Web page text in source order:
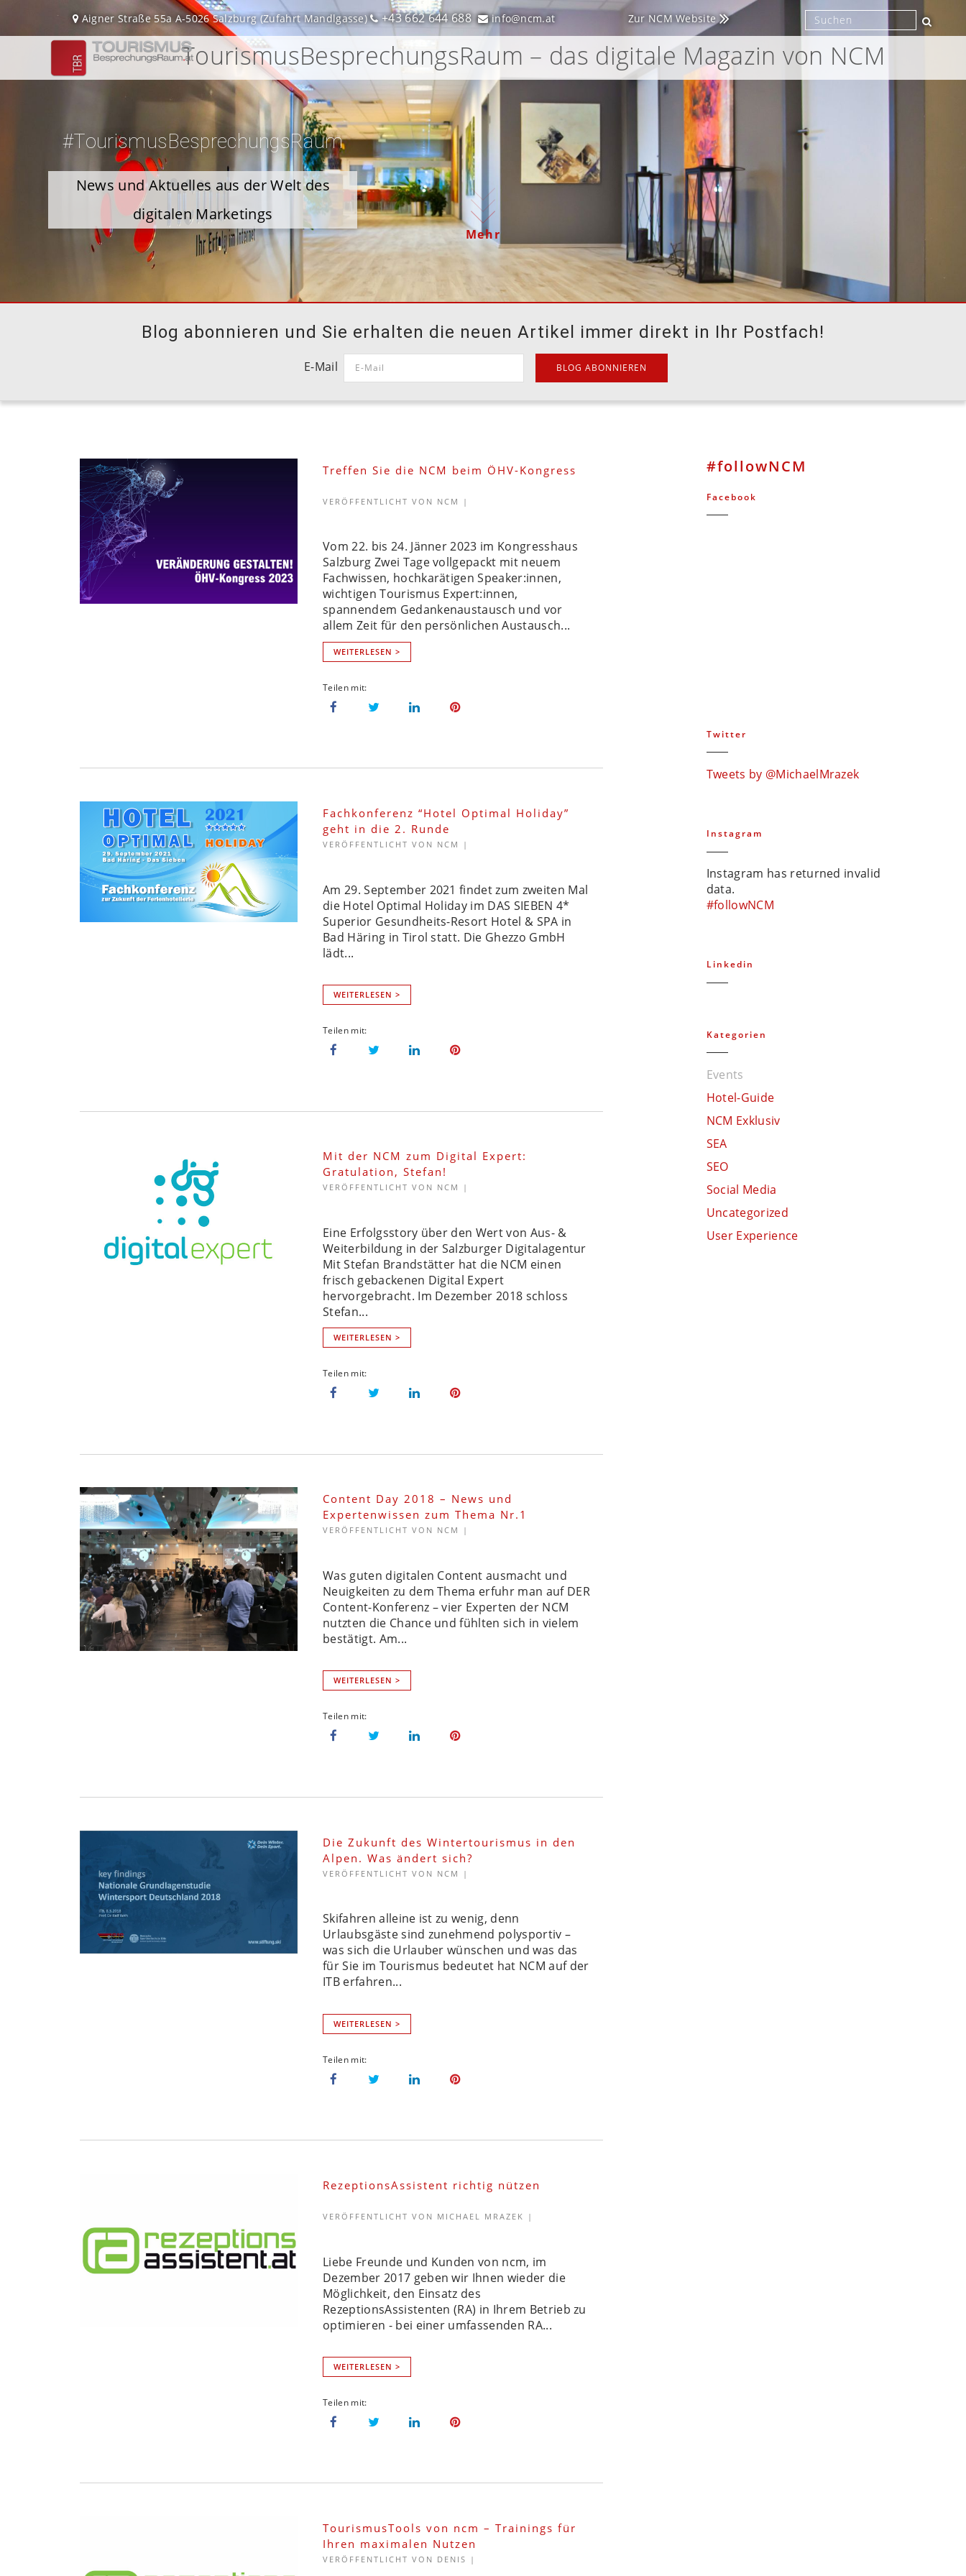
Aigner Straße 55a A-5026 Salzburg(Zufahrt Mandlgasse) +43 662 644 688 info@ncm.at Zur NCM Website
TourismusBesprechungsRaum – das digitale Magazin von NCM
#TourismusBesprechungsRaum
News und Aktuelles aus der Welt des
digitalen Marketings
Mehr
Blog abonnieren und Sie erhalten die neuen Artikel immer direkt in Ihr Postfach!
E-Mail
Treffen Sie die NCM beim ÖHV-Kongress
VERÖFFENTLICHT VON NCM |
Vom 22. bis 24. Jänner 2023 im Kongresshaus
Salzburg Zwei Tage vollgepackt mit neuem
Fachwissen, hochkarätigen Speaker:innen,
wichtigen Tourismus Expert:innen,
spannendem Gedankenaustausch und vor
allem Zeit für den persönlichen Austausch...
WEITERLESEN >
Fachkonferenz “Hotel Optimal Holiday”
geht in die 2. Runde
VERÖFFENTLICHT VON NCM |
Am 29. September 2021 findet zum zweiten Mal
die Hotel Optimal Holiday im DAS SIEBEN 4*
Superior Gesundheits-Resort Hotel & SPA in
Bad Häring in Tirol statt. Die Ghezzo GmbH
lädt...
WEITERLESEN >
Mit der NCM zum Digital Expert:
Gratulation, Stefan!
VERÖFFENTLICHT VON NCM |
Eine Erfolgsstory über den Wert von Aus- &
Weiterbildung in der Salzburger Digitalagentur
Mit Stefan Brandstätter hat die NCM einen
frisch gebackenen Digital Expert
hervorgebracht. Im Dezember 2018 schloss
Stefan...
WEITERLESEN >
Content Day 2018 – News und
Expertenwissen zum Thema Nr.1
VERÖFFENTLICHT VON NCM |
Was guten digitalen Content ausmacht und
Neuigkeiten zu dem Thema erfuhr man auf DER
Content-Konferenz – vier Experten der NCM
nutzten die Chance und fühlten sich in vielem
bestätigt. Am...
WEITERLESEN >
Die Zukunft des Wintertourismus in den
Alpen. Was ändert sich?
VERÖFFENTLICHT VON NCM |
Skifahren alleine ist zu wenig, denn
Urlaubsgäste sind zunehmend polysportiv –
was sich die Urlauber wünschen und was das
für Sie im Tourismus bedeutet hat NCM auf der
ITB erfahren...
WEITERLESEN >
RezeptionsAssistent richtig nützen
VERÖFFENTLICHT VON MICHAEL MRAZEK |
Liebe Freunde und Kunden von ncm, im
Dezember 2017 geben wir Ihnen wieder die
Möglichkeit, den Einsatz des
RezeptionsAssistenten (RA) in Ihrem Betrieb zu
optimieren - bei einer umfassenden RA...
WEITERLESEN >
TourismusTools von ncm – Trainings für
Ihren maximalen Nutzen
VERÖFFENTLICHT VON DENIS |
#followNCM
Facebook
Twitter
Tweets by @MichaelMrazek
Instagram
Instagram has returned invalid
data.
#followNCM
Linkedin
Kategorien
Events
Hotel-Guide
NCM Exklusiv
SEA
SEO
Social Media
Uncategorized
User Experience